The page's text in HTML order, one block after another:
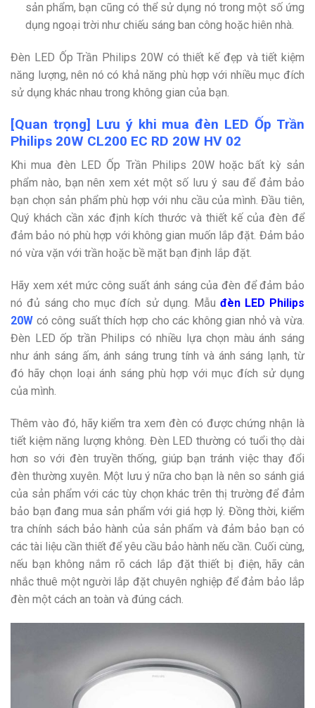
sản phẩm, bạn cũng có thể sử dụng nó trong một số ứng
dụng ngoại trời như chiếu sáng ban công hoặc hiên nhà.
Đèn LED Ốp Trần Philips 20W có thiết kế đẹp và tiết kiệm
năng lượng, nên nó có khả năng phù hợp với nhiều mục đích
sử dụng khác nhau trong không gian của bạn.
[Quan trọng] Lưu ý khi mua đèn LED Ốp Trần
Philips 20W CL200 EC RD 20W HV 02
Khi mua đèn LED Ốp Trần Philips 20W hoặc bất kỳ sản
phẩm nào, bạn nên xem xét một số lưu ý sau để đảm bảo
bạn chọn sản phẩm phù hợp với nhu cầu của mình. Đầu tiên,
Quý khách cần xác định kích thước và thiết kế của đèn để
đảm bảo nó phù hợp với không gian muốn lắp đặt. Đảm bảo
nó vừa vặn với trần hoặc bề mặt bạn định lắp đặt.
Hãy xem xét mức công suất ánh sáng của đèn để đảm bảo
nó đủ sáng cho mục đích sử dụng. Mẫu đèn LED Philips
20W có công suất thích hợp cho các không gian nhỏ và vừa.
Đèn LED ốp trần Philips có nhiều lựa chọn màu ánh sáng
như ánh sáng ấm, ánh sáng trung tính và ánh sáng lạnh, từ
đó hãy chọn loại ánh sáng phù hợp với mục đích sử dụng
của mình.
Thêm vào đó, hãy kiểm tra xem đèn có được chứng nhận là
tiết kiệm năng lượng không. Đèn LED thường có tuổi thọ dài
hơn so với đèn truyền thống, giúp bạn tránh việc thay đổi
đèn thường xuyên. Một lưu ý nữa cho bạn là nên so sánh giá
của sản phẩm với các tùy chọn khác trên thị trường để đảm
bảo bạn đang mua sản phẩm với giá hợp lý. Đồng thời, kiểm
tra chính sách bảo hành của sản phẩm và đảm bảo bạn có
các tài liệu cần thiết để yêu cầu bảo hành nếu cần. Cuối cùng,
nếu bạn không nắm rõ cách lắp đặt thiết bị điện, hãy cân
nhắc thuê một người lắp đặt chuyên nghiệp để đảm bảo lắp
đèn một cách an toàn và đúng cách.